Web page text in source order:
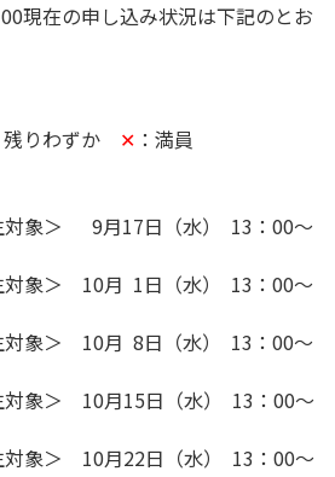
現在の申し込み状況は下記のとお
残りわずか ✕ ：満員
＞ 9月17日（水） 13：00～
＞ 10月 1日（水） 13：00～
＞ 10月 8日（水） 13：00～
＞ 10月15日（水） 13：00～
象＞ 10月22日（水） 13：00～